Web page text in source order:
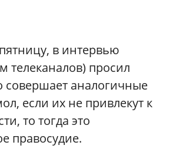
в интервью
телеканалов) просил
совершает аналогичные
если их не привлекут к
то тогда это
правосудие.